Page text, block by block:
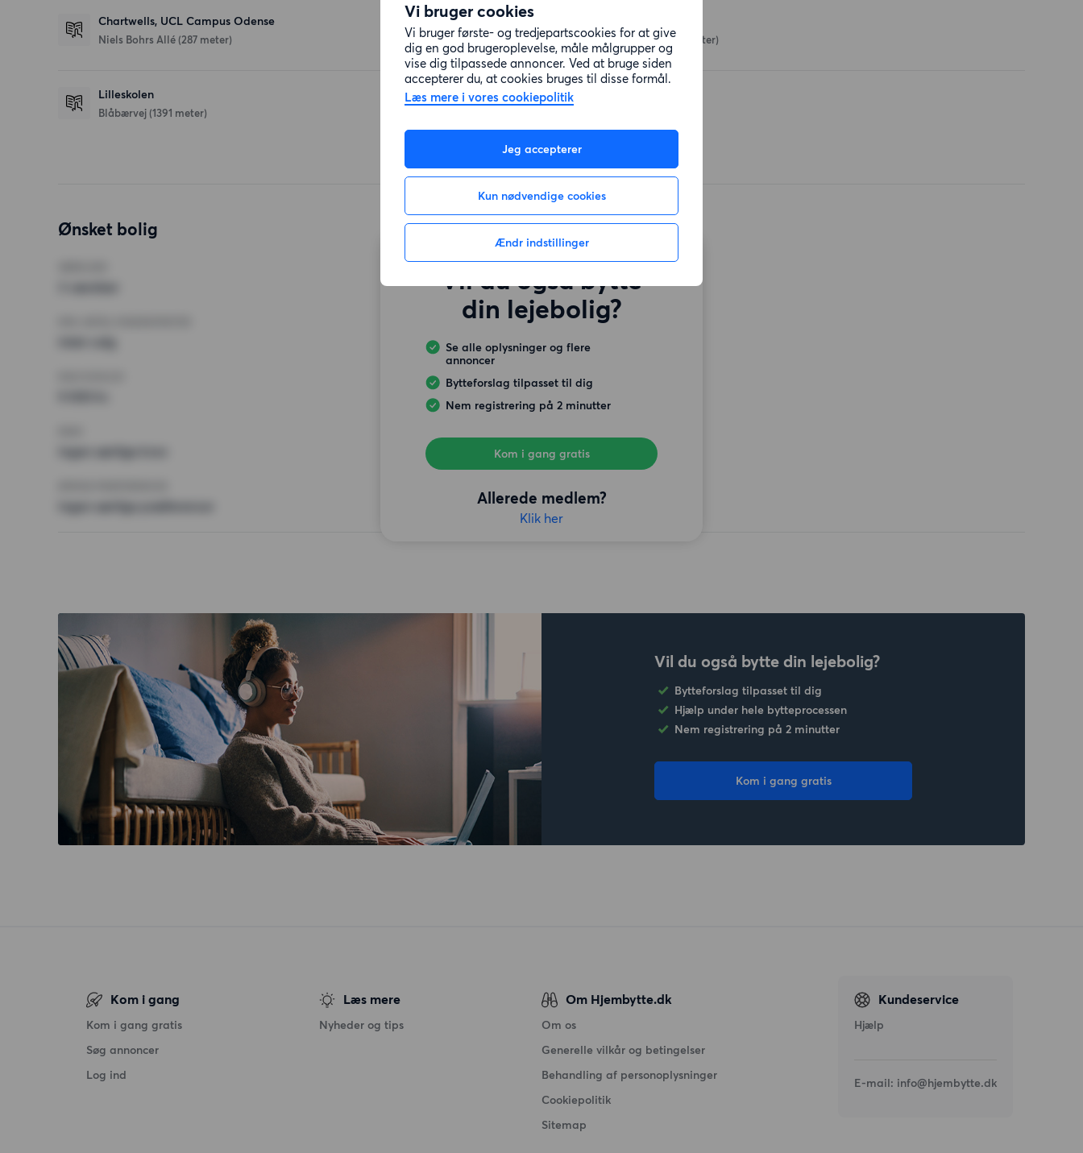
Vi bruger cookies
Vi bruger første- og tredjepartscookies for at give
dig en god brugeroplevelse, måle målgrupper og
vise dig tilpassede annoncer. Ved at bruge siden
accepterer du, at cookies bruges til disse formål.
Læs mere i vores cookiepolitik
Jeg accepterer
Kun nødvendige cookies
Ændr indstillinger
Chartwells, UCL Campus Odense
Niels Bohrs Allé (287 meter)
Lilleskolen
Blåbærvej (1391 meter)
Skovsbovænget(394 meter)
Ønsket bolig
Vil du også bytte
din lejebolig?
Se alle oplysninger og flere
annoncer
Bytteforslag tilpasset til dig
Nem registrering på 2 minutter
Kom i gang gratis
Allerede medlem?
Klik her
Vil du også bytte din lejebolig?
Bytteforslag tilpasset til dig
Hjælp under hele bytteprocessen
Nem registrering på 2 minutter
Kom i gang gratis
Kom i gang
Kom i gang gratis
Søg annoncer
Log ind
Læs mere
Nyheder og tips
Om Hjembytte.dk
Om os
Generelle vilkår og betingelser
Behandling af personoplysninger
Cookiepolitik
Sitemap
Kundeservice
Hjælp
E-mail: info@hjembytte.dk